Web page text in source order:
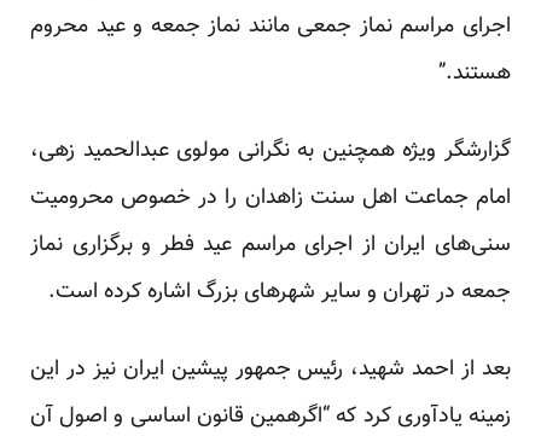
اجرای مراسم نماز جمعی مانند نماز جمعه و عید محروم
هستند.”
گزارشگر ویژه همچنین به نگرانی مولوی عبدالحمید زهی،
امام جماعت اهل سنت زاهدان را در خصوص محرومیت
سنی‌های ایران از اجرای مراسم عید فطر و برگزاری نماز
جمعه در تهران و سایر شهرهای بزرگ اشاره کرده است.
بعد از احمد شهید، رئیس جمهور پیشین ایران نیز در این
زمینه یادآوری کرد که “اگرهمین قانون اساسی و اصول آن